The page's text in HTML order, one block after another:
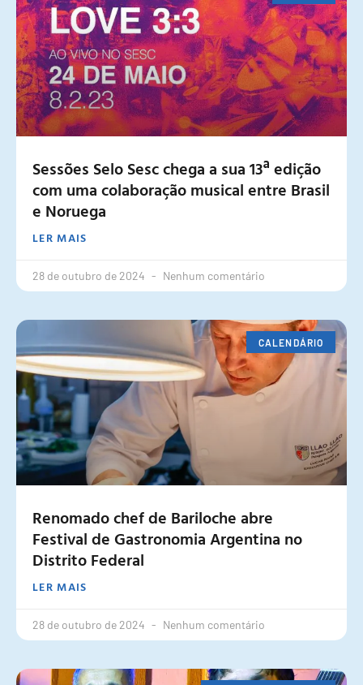
Sessões Selo Sesc chega a sua 13ª edição
com uma colaboração musical entre Brasil
e Noruega
LER MAIS
28 de outubro de 2024 Nenhum comentário
CALENDÁRIO
Renomado chef de Bariloche abre
Festival de Gastronomia Argentina no
Distrito Federal
LER MAIS
28 de outubro de 2024 Nenhum comentário